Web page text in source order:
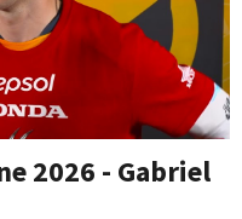
2026 - Gabriel